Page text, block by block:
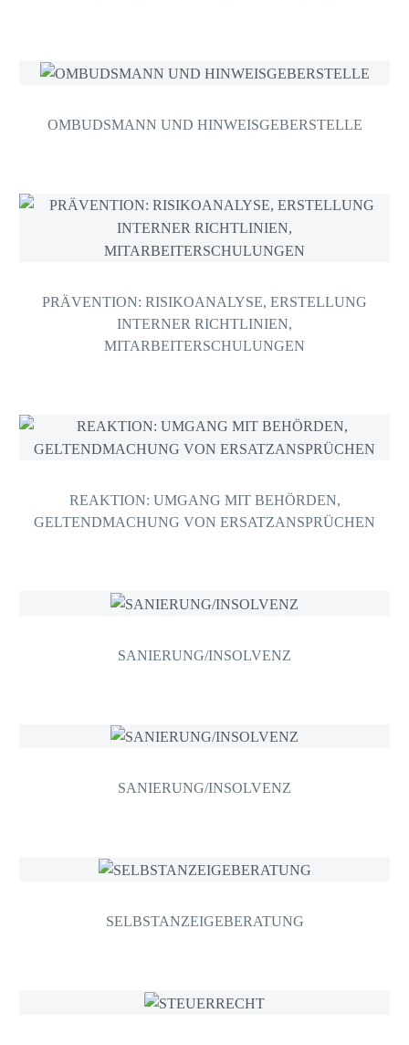
OMBUDSMANN UND HINWEISGEBERSTELLE
PRÄVENTION: RISIKOANALYSE, ERSTELLUNG
INTERNER RICHTLINIEN,
MITARBEITERSCHULUNGEN
REAKTION: UMGANG MIT BEHÖRDEN,
GELTENDMACHUNG VON ERSATZANSPRÜCHEN
SANIERUNG/INSOLVENZ
SANIERUNG/INSOLVENZ
SELBSTANZEIGEBERATUNG